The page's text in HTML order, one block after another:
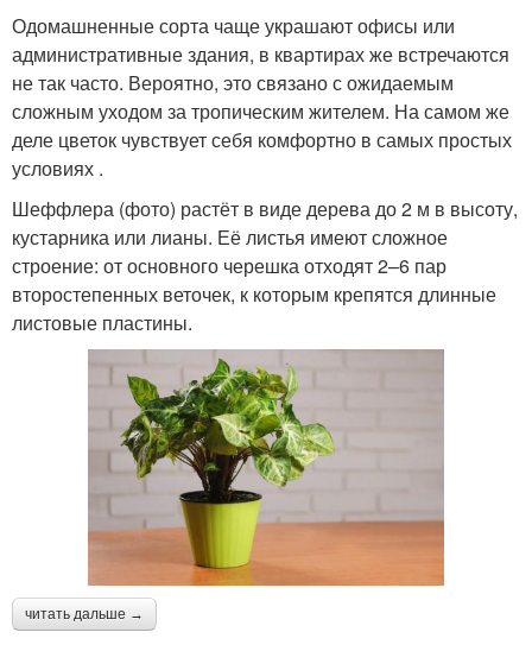
Одомашненные сорта чаще украшают офисы или
административные здания, в квартирах же встречаются
не так часто. Вероятно, это связано с ожидаемым
сложным уходом за тропическим жителем. На самом же
деле цветок чувствует себя комфортно в самых простых
условиях .
Шеффлера (фото) растёт в виде дерева до 2 м в высоту,
кустарника или лианы. Её листья имеют сложное
строение: от основного черешка отходят 2–6 пар
второстепенных веточек, к которым крепятся длинные
листовые пластины.
читать дальше →